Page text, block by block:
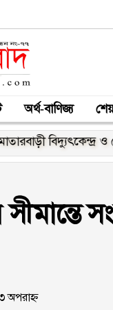
অর্থ-বাণিজ্য
ও মেগা
অপরাহ্ন